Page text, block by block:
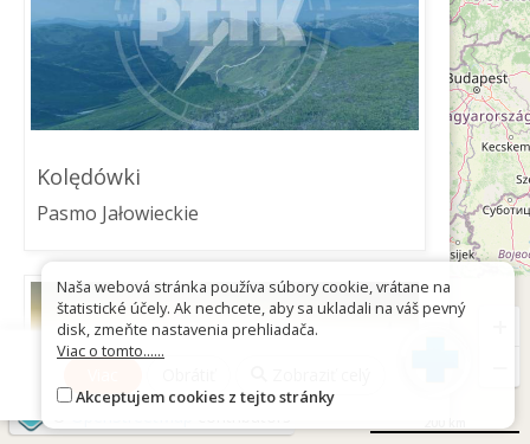
Kolędówki
Pasmo Jałowieckie
Naša webová stránka používa súbory cookie, vrátane na
štatistické účely. Ak nechcete, aby sa ukladali na váš pevný
disk, zmeňte nastavenia prehliadača.
Viac o tomto......
Akceptujem cookies z tejto stránky